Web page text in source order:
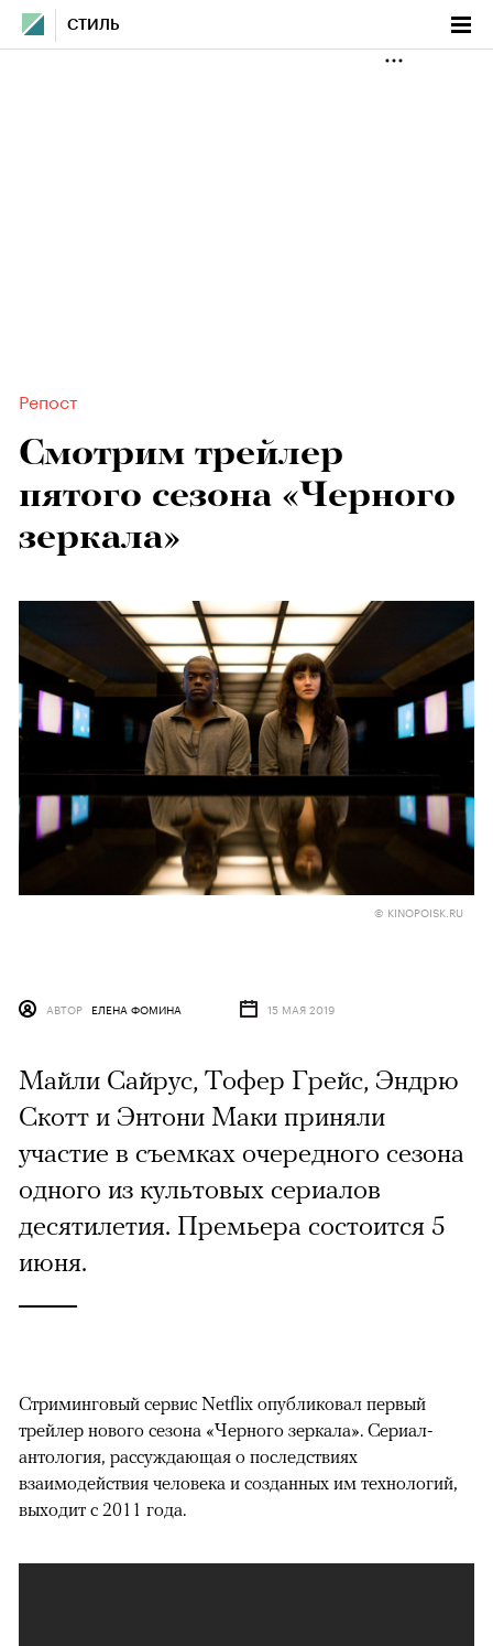
СТИЛЬ
Репост
Смотрим трейлер
пятого сезона «Черного
зеркала»
© KINOPOISK.RU
АВТОР ЕЛЕНА ФОМИНА 15 МАЯ 2019
Майли Сайрус, Тофер Грейс, Эндрю
Скотт и Энтони Маки приняли
участие в съемках очередного сезона
одного из культовых сериалов
десятилетия. Премьера состоится 5
июня.
Стриминговый сервис Netflix опубликовал первый
трейлер нового сезона «Черного зеркала». Сериал-
антология, рассуждающая о последствиях
взаимодействия человека и созданных им технологий,
выходит с 2011 года.